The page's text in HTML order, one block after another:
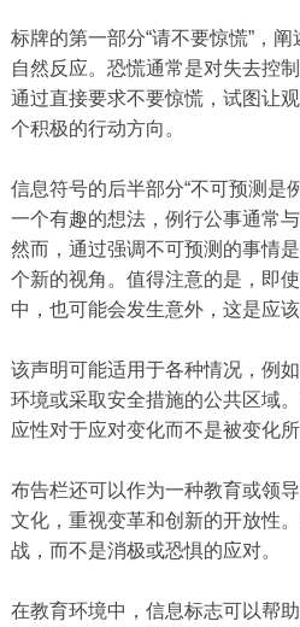
标牌的第一部分“请不要惊慌”，
自然反应。恐慌通常是对失去控
通过直接要求不要惊慌，试图让
个积极的行动方向。
信息符号的后半部分“不可预测是
一个有趣的想法，例行公事通常
然而，通过强调不可预测的事情
个新的视角。值得注意的是，即
中，也可能会发生意外，这是应该
该声明可能适用于各种情况，例
环境或采取安全措施的公共区域
应性对于应对变化而不是被变化所
布告栏还可以作为一种教育或领
文化，重视变革和创新的开放性
战，而不是消极或恐惧的应对。
在教育环境中，信息标志可以帮